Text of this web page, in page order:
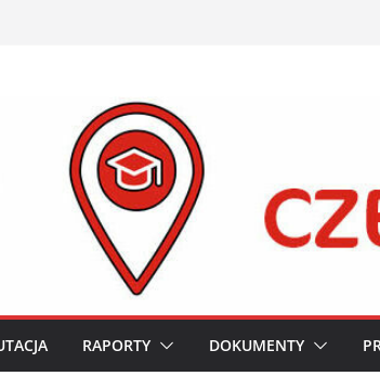
RAPORTY DOKUMENTY